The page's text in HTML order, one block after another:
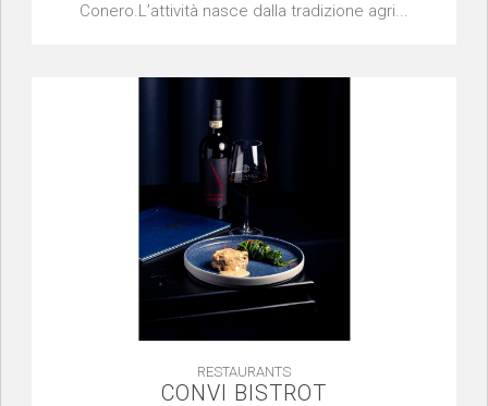
Conero.L’attività nasce dalla tradizione agri...
RESTAURANTS
CONVI BISTROT